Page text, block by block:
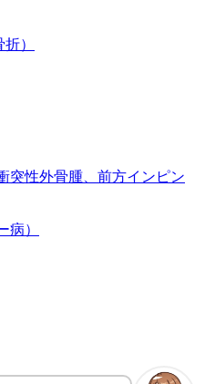
）
突性外骨腫、前方インピン
病）